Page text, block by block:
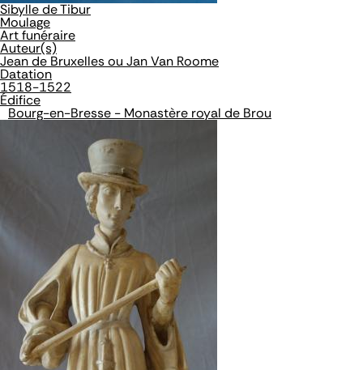
Sibylle de Tibur
Moulage
Art funéraire
Auteur(s)
Jean de Bruxelles ou Jan Van Roome
Datation
1518-1522
Édifice
Bourg-en-Bresse - Monastère royal de Brou